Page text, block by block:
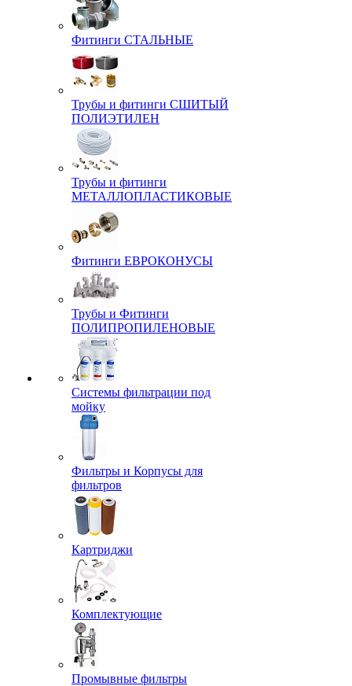
Фитинги СТАЛЬНЫЕ
Трубы и фитинги СШИТЫЙ
ПОЛИЭТИЛЕН
Трубы и фитинги
МЕТАЛЛОПЛАСТИКОВЫЕ
Фитинги ЕВРОКОНУСЫ
Трубы и Фитинги
ПОЛИПРОПИЛЕНОВЫЕ
Системы фильтрации под
мойку
Фильтры и Корпусы для
фильтров
Картриджи
Комплектующие
Промывные фильтры